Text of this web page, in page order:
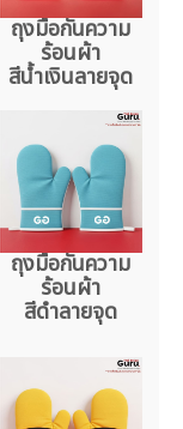
ถุงมือกันความ
ร้อนผ้า
สีน้ำเงินลายจุด
ถุงมือกันความ
ร้อนผ้า
สีดำลายจุด